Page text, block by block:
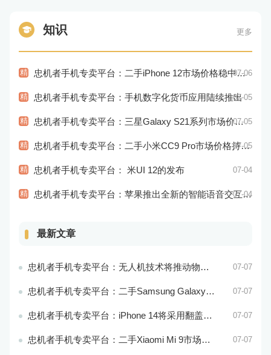
知识 更多
精 忠机者手机专卖平台：二手iPhone 12市场价格稳中有升07-06
精 忠机者手机专卖平台：手机数字化货币应用陆续推出07-05
精 忠机者手机专卖平台：三星Galaxy S21系列市场价格持续下跌07-05
精 忠机者手机专卖平台：二手小米CC9 Pro市场价格持续下跌07-05
精 忠机者手机专卖平台： 米UI 12的发布 07-04
精 忠机者手机专卖平台：苹果推出全新的智能语音交互系统07-04
最新文章
忠机者手机专卖平台：无人机技术将推动物流行业的智能化发展 07-07
忠机者手机专卖平台：二手Samsung Galaxy M21市场价格相对稳定 07-07
忠机者手机专卖平台：iPhone 14将采用翻盖式设计？ 07-07
忠机者手机专卖平台：二手Xiaomi Mi 9市场价格相对稳定 07-07